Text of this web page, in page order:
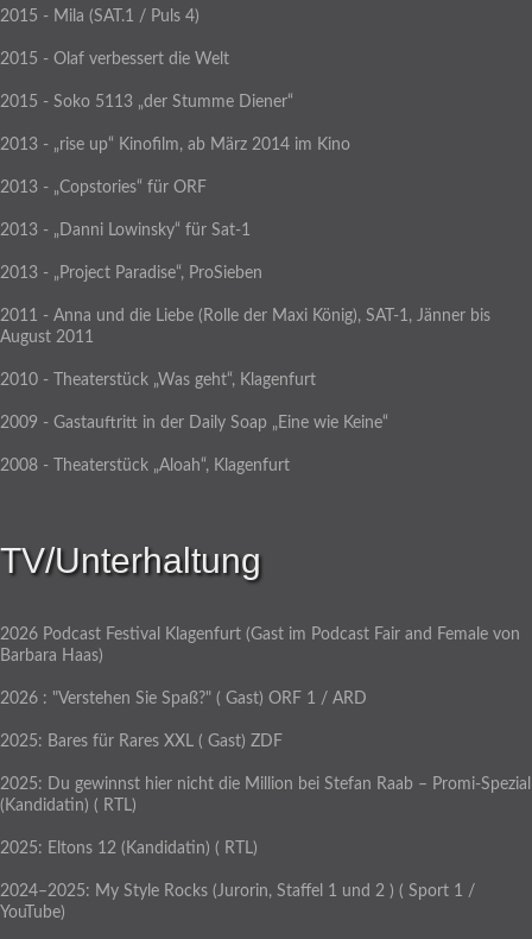
2015 - Mila (SAT.1 / Puls 4)
2015 - Olaf verbessert die Welt
2015 - Soko 5113 „der Stumme Diener“
2013 - „rise up“ Kinofilm, ab März 2014 im Kino
2013 - „Copstories“ für ORF
2013 - „Danni Lowinsky“ für Sat-1
2013 - „Project Paradise“, ProSieben
2011 - Anna und die Liebe (Rolle der Maxi König), SAT-1, Jänner bis
August 2011
2010 - Theaterstück „Was geht“, Klagenfurt
2009 - Gastauftritt in der Daily Soap „Eine wie Keine“
2008 - Theaterstück „Aloah“, Klagenfurt
TV/Unterhaltung
2026 Podcast Festival Klagenfurt (Gast im Podcast Fair and Female von
Barbara Haas)
2026 : "Verstehen Sie Spaß?" ( Gast) ORF 1 / ARD
2025: Bares für Rares XXL ( Gast) ZDF
2025: Du gewinnst hier nicht die Million bei Stefan Raab – Promi-Spezial
(Kandidatin) ( RTL)
2025: Eltons 12 (Kandidatin) ( RTL)
2024–2025: My Style Rocks (Jurorin, Staffel 1 und 2 ) ( Sport 1 /
YouTube)